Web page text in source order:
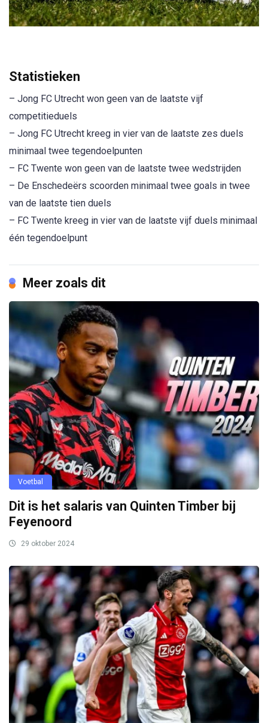
Statistieken
– Jong FC Utrecht won geen van de laatste vijf
competitieduels
– Jong FC Utrecht kreeg in vier van de laatste zes duels
minimaal twee tegendoelpunten
– FC Twente won geen van de laatste twee wedstrijden
– De Enschedeërs scoorden minimaal twee goals in twee
van de laatste tien duels
– FC Twente kreeg in vier van de laatste vijf duels minimaal
één tegendoelpunt
Meer zoals dit
Voetbal
Dit is het salaris van Quinten Timber bij
Feyenoord
29 oktober 2024